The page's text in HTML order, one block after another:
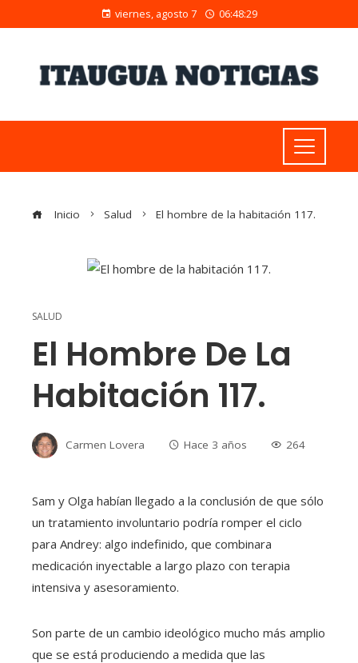
viernes, agosto 7 06:48:30
Inicio Salud El hombre de la habitación 117.
SALUD
El Hombre De La
Habitación 117.
Carmen Lovera Hace 3 años 264
Sam y Olga habían llegado a la conclusión de que sólo
un tratamiento involuntario podría romper el ciclo
para Andrey: algo indefinido, que combinara
medicación inyectable a largo plazo con terapia
intensiva y asesoramiento.
Son parte de un cambio ideológico mucho más amplio
que se está produciendo a medida que las